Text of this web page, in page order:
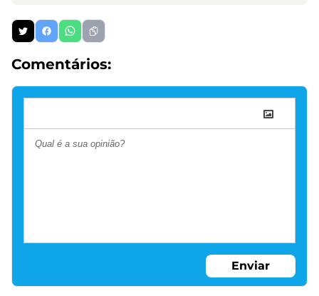
Comentários:
Enviar